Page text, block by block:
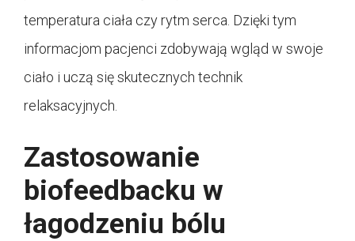
temperatura ciała czy rytm serca. Dzięki tym
informacjom pacjenci zdobywają wgląd w swoje
ciało i uczą się skutecznych technik
relaksacyjnych.
Zastosowanie
biofeedbacku w
łagodzeniu bólu